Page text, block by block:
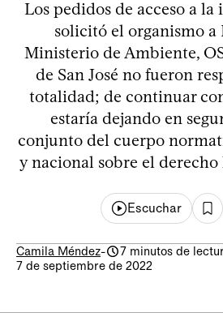
Los pedidos de acceso a
solicitó el organismo a
Ministerio de Ambiente,
de San José no fueron
totalidad; de continuar
estaría dejando en
conjunto del cuerpo
y nacional sobre el derecho
Escuchar
Camila Méndez-
7 minutos de
7 de septiembre de 2022